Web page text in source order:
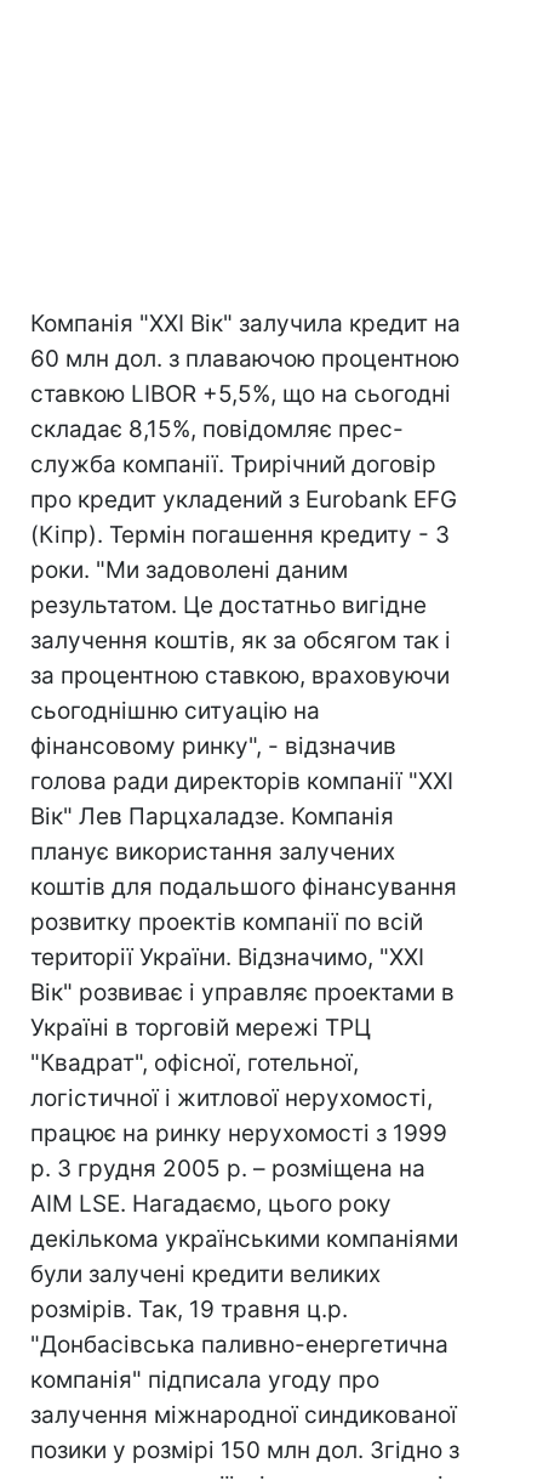
Компанія "ХХІ Вік" залучила кредит на
60 млн дол. з плаваючою процентною
ставкою LIBOR +5,5%, що на сьогодні
складає 8,15%, повідомляє прес-
служба компанії. Трирічний договір
про кредит укладений з Eurobank EFG
(Кіпр). Термін погашення кредиту - 3
роки. "Ми задоволені даним
результатом. Це достатньо вигідне
залучення коштів, як за обсягом так і
за процентною ставкою, враховуючи
сьогоднішню ситуацію на
фінансовому ринку", - відзначив
голова ради директорів компанії "XXI
Вік" Лев Парцхаладзе. Компанія
планує використання залучених
коштів для подальшого фінансування
розвитку проектів компанії по всій
території України. Відзначимо, "XXI
Вік" розвиває і управляє проектами в
Україні в торговій мережі ТРЦ
"Квадрат", офісної, готельної,
логістичної і житлової нерухомості,
працює на ринку нерухомості з 1999
р. З грудня 2005 р. – розміщена на
AIM LSE. Нагадаємо, цього року
декількома українськими компаніями
були залучені кредити великих
розмірів. Так, 19 травня ц.р.
"Донбасівська паливно-енергетична
компанія" підписала угоду про
залучення міжнародної синдикованої
позики у розмірі 150 млн дол. Згідно з